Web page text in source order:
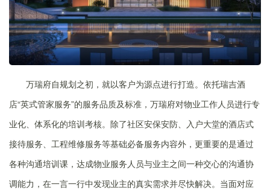
万瑞府自规划之初，就以客户为源点进行打造。依托瑞吉酒
店“英式管家服务”的服务品质及标准，万瑞府对物业工作人员进行专
业化、体系化的培训考核。除了社区安保安防、入户大堂的酒店式
接待服务、工程维修服务等基础必备服务内容外，更重要的是通过
各种沟通培训课，达成物业服务人员与业主之间一种交心的沟通协
调能力，在一言一行中发现业主的真实需求并尽快解决。当面对应